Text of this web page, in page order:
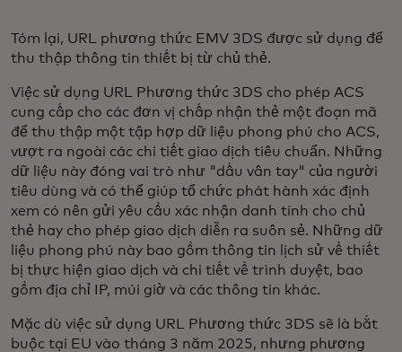
Tóm lại, URL phương thức EMV 3DS được sử dụng để
thu thập thông tin thiết bị từ chủ thẻ.
Việc sử dụng URL Phương thức 3DS cho phép ACS
cung cấp cho các đơn vị chấp nhận thẻ một đoạn mã
để thu thập một tập hợp dữ liệu phong phú cho ACS,
vượt ra ngoài các chi tiết giao dịch tiêu chuẩn. Những
dữ liệu này đóng vai trò như "dấu vân tay" của người
tiêu dùng và có thể giúp tổ chức phát hành xác định
xem có nên gửi yêu cầu xác nhận danh tính cho chủ
thẻ hay cho phép giao dịch diễn ra suôn sẻ. Những dữ
liệu phong phú này bao gồm thông tin lịch sử về thiết
bị thực hiện giao dịch và chi tiết về trình duyệt, bao
gồm địa chỉ IP, múi giờ và các thông tin khác.
Mặc dù việc sử dụng URL Phương thức 3DS sẽ là bắt
buộc tại EU vào tháng 3 năm 2025, nhưng phương